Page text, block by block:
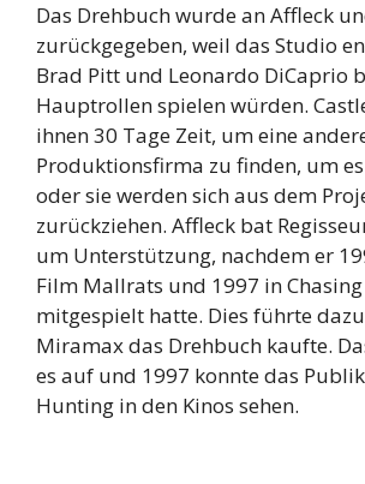
Das Drehbuch wurde an Affleck
zurückgegeben, weil das Studio
Brad Pitt und Leonardo DiCaprio
Hauptrollen spielen würden.
ihnen 30 Tage Zeit, um eine
Produktionsfirma zu finden, um
oder sie werden sich aus dem
zurückziehen. Affleck bat
um Unterstützung, nachdem er
Film Mallrats und 1997 in
mitgespielt hatte. Dies führte
Miramax das Drehbuch kaufte.
es auf und 1997 konnte das
Hunting in den Kinos sehen.